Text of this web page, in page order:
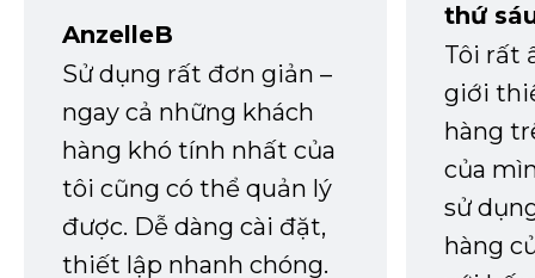
AnzelleB
Sử dụng rất đơn giản –
ngay cả những khách
hàng khó tính nhất của
tôi cũng có thể quản lý
được. Dễ dàng cài đặt,
thiết lập nhanh chóng.
thứ
Tôi rất
giới
hàng
của
sử
hàng